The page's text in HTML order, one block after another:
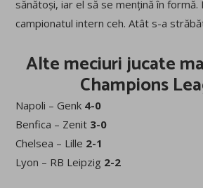
sănătoși, iar el să se mențină în formă.
campionatul intern ceh. Atât s-a
Alte meciuri jucate
Champions
Napoli – Genk 4-0
Benfica – Zenit 3-0
Chelsea – Lille 2-1
Lyon – RB Leipzig 2-2